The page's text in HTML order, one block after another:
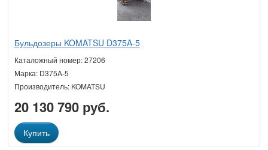
Бульдозеры KOMATSU D375A-5
Каталожный номер: 27206
Марка: D375A-5
Производитель: KOMATSU
20 130 790 руб.
Купить